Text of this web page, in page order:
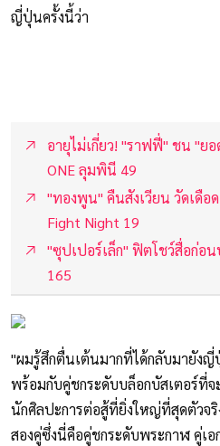
ญี่ปุ่นครั้งนี้ว่า
อายุไม่เกี่ยว! "ราฟฟี่" ชน "ยอ
ONE ลุมพินี 49
"ทองพูน" คืนสังเวียน วัดเดือ
Fight Night 19
"ซุปเปอร์เล็ก" ฟิตโชว์สื่อก่อ
165
"ผมรู้สึกตื่นเต้นมากที่ได้กลับมายังญี่
พร้อมกับคู่ชกระดับบล็อกบัสเตอร์ที่จ
นักศิลปะการต่อสู้ที่ยิ่งใหญ่ที่สุดตัวจริ
สองคู่ซึ่งนี่คือคู่ชกระดับพระกาฬ คู่เอ